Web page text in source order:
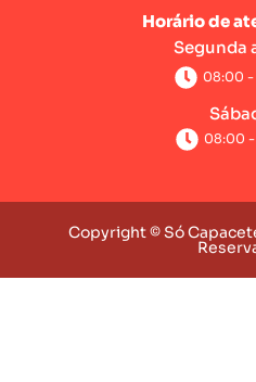
Horário de
Segunda
08:00 -
08:00 -
Copyright © Só